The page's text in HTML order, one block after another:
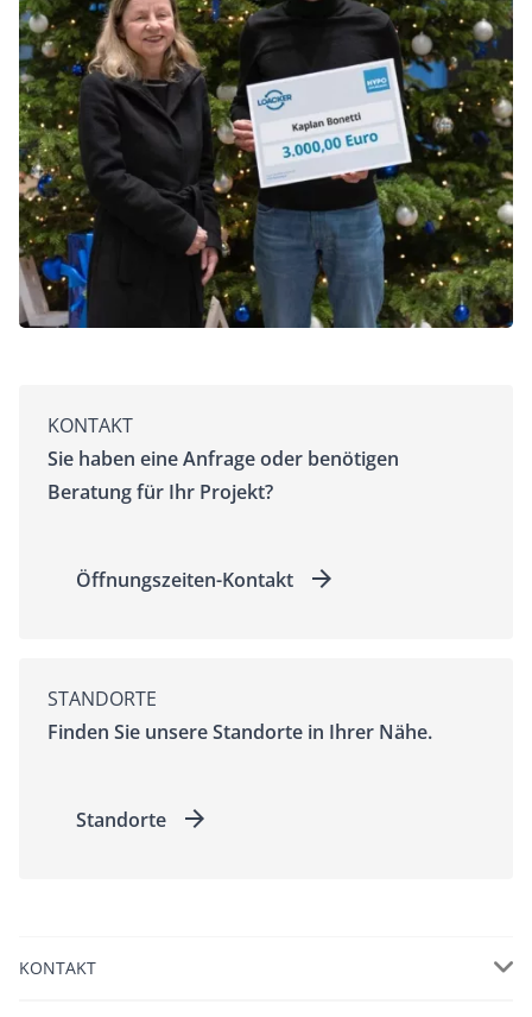
KONTAKT
Sie haben eine Anfrage oder benötigen
Beratung für Ihr Projekt?
Öffnungszeiten-Kontakt
STANDORTE
Finden Sie unsere Standorte in Ihrer Nähe.
Standorte
KONTAKT